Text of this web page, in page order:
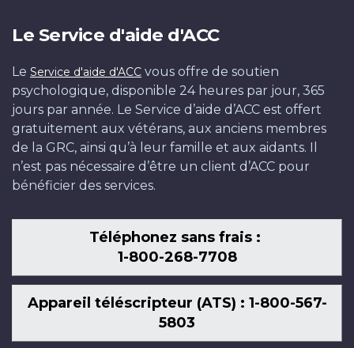
Le Service d'aide d'ACC
Le Service d'aide d'ACC vous offre de soutien
psychologique, disponible 24 heures par jour, 365
jours par année. Le Service d’aide d’ACC est offert
gratuitement aux vétérans, aux anciens membres
de la GRC, ainsi qu’à leur famille et aux aidants. Il
n’est pas nécessaire d’être un client d’ACC pour
bénéficier des services.
Téléphonez sans frais :
1-800-268-7708
Appareil téléscripteur (ATS) : 1-800-567-
5803